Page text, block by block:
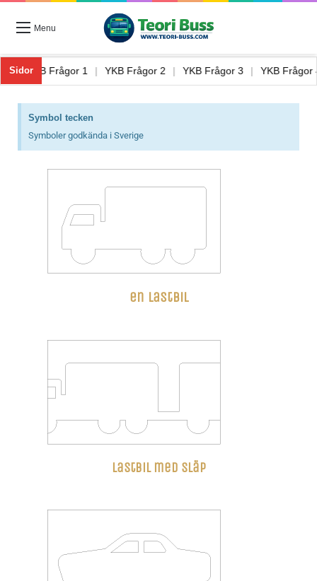
Menu
Sidor
8 | YKB Frågor 1 | YKB Frågor 2 | YKB Frågor 3 | YKB
Symbol tecken
Symboler godkända i Sverige
en lastbil
Lastbil med släp